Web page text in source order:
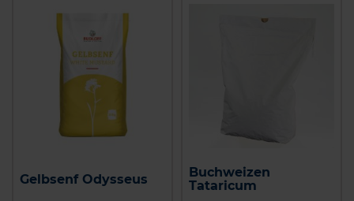
Gelbsenf Odysseus
Buchweizen
Tataricum